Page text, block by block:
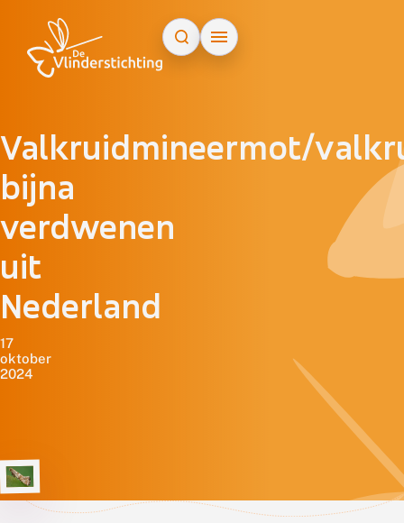
Valkruidmineermot/
bijna
verdwenen
uit
Nederland
17
oktober
2024